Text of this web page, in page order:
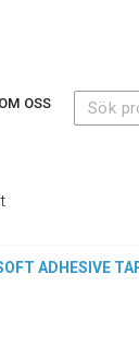
OM OSS
ADHESIVE